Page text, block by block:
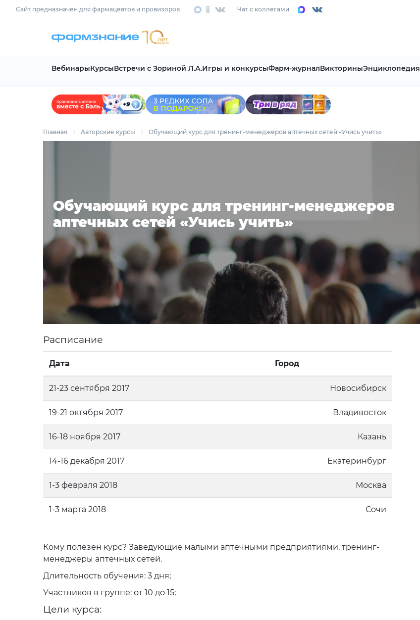
Сайт предназначен для фармацевтов и провизоров Чат с коллегами
ВебинарыКурсыВстречи с Зориной Л.А.Игры и конкурсыФарм-журналВикториныЭнциклопедия
Главная Авторские курсы Обучающий курс для тренинг-менеджеров аптечных сетей «Учись учить»
Обучающий курс для тренинг-менеджеров
аптечных сетей «Учись учить»
Расписание
Дата Город
21-23 сентября 2017 Новосибирск
19-21 октября 2017 Владивосток
16-18 ноября 2017 Казань
14-16 декабря 2017 Екатеринбург
1-3 февраля 2018 Москва
1-3 марта 2018 Сочи
Кому полезен курс? Заведующие малыми аптечными предприятиями, тренинг-
менеджеры аптечных сетей.
Длительность обучения: 3 дня;
Участников в группе: от 10 до 15;
Цели курса: